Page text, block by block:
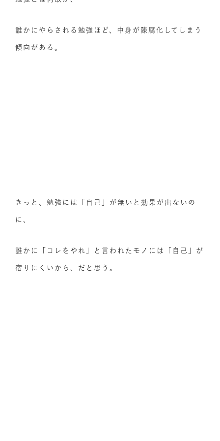
誰かにやらされる勉強ほど、中身が陳腐化してしまう
傾向がある。
きっと、勉強には「自己」が無いと効果が出ないの
に、
誰かに「コレをやれ」と言われたモノには「自己」が
宿りにくいから、だと思う。